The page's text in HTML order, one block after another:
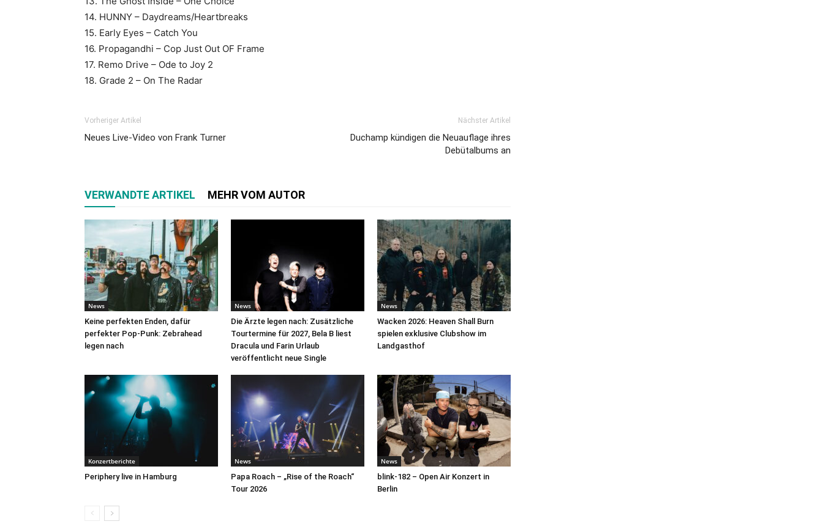
14. HUNNY – Daydreams/Heartbreaks
15. Early Eyes – Catch You
16. Propagandhi – Cop Just Out OF Frame
17. Remo Drive – Ode to Joy 2
18. Grade 2 – On The Radar
Vorheriger Artikel
Neues Live-Video von Frank Turner
Nächster Artikel
Duchamp kündigen die Neuauflage ihres
Debütalbums an
VERWANDTE ARTIKEL MEHR VOM AUTOR
News
Keine perfekten Enden, dafür
perfekter Pop-Punk: Zebrahead
legen nach
News
Die Ärzte legen nach: Zusätzliche
Tourtermine für 2027, Bela B liest
Dracula und Farin Urlaub
veröffentlicht neue Single
News
Wacken 2026: Heaven Shall Burn
spielen exklusive Clubshow im
Landgasthof
Konzertberichte
Periphery live in Hamburg
News
Papa Roach – „Rise of the Roach“
Tour 2026
News
blink-182 – Open Air Konzert in
Berlin